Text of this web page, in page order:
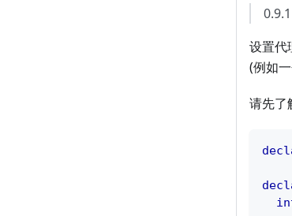
设置代
(例如
请先了